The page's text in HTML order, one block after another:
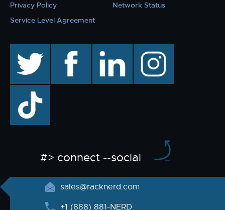
Privacy Policy
Service Level Agreement
Network Status
facebook linkedin instagram
TikTok
#> connect --social
sales@racknerd.com
+1 (888) 881-NERD